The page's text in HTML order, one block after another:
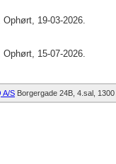
19-03-2026.
15-07-2026.
A/S Borgergade 24B, 4.sal 1300